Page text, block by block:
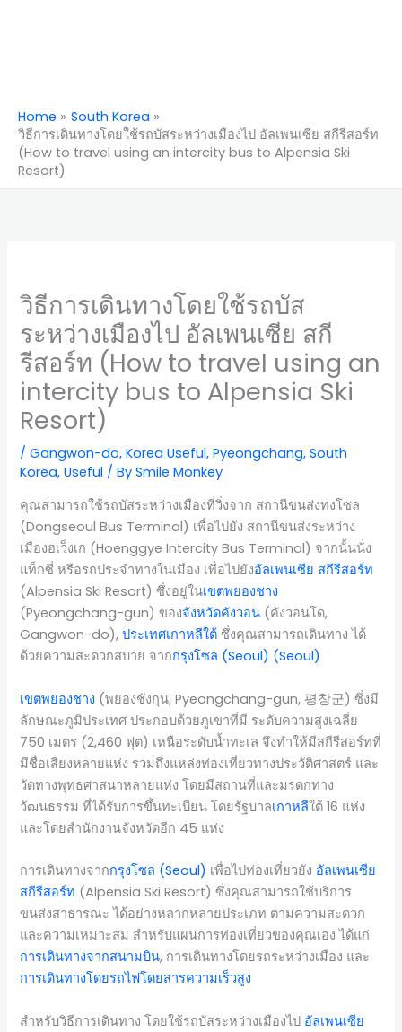
Home
South Korea
วิธีการเดินทางโดยใช้รถบัสระหว่างเมืองไป อัลเพนเซีย สกีรีสอร์ท
(How to travel using an intercity bus to Alpensia Ski
Resort)
วิธีการเดินทางโดยใช้รถบัส
ระหว่างเมืองไป อัลเพนเซีย สกี
รีสอร์ท (How to travel using an
intercity bus to Alpensia Ski
Resort)
/Gangwon-do,Korea Useful,Pyeongchang,South
Korea,Useful / BySmile Monkey
คุณสามารถใช้รถบัสระหว่างเมืองที่วิ่งจาก สถานีขนส่งทงโซล
(Dongseoul Bus Terminal) เพื่อไปยัง สถานีขนส่งระหว่าง
เมืองฮเว็งเก (Hoenggye Intercity Bus Terminal) จากนั้นนั่ง
แท็กซี่ หรือรถประจำทางในเมือง เพื่อไปยังอัลเพนเซีย สกีรีสอร์ท
(Alpensia Ski Resort) ซึ่งอยู่ในเขตพยองชาง
(Pyeongchang-gun) ของจังหวัดคังวอน (คังวอนโด,
Gangwon-do),ประเทศเกาหลีใต้ ซึ่งคุณสามารถเดินทาง ได้
ด้วยความสะดวกสบาย จากกรุงโซล (Seoul) (Seoul)
เขตพยองชาง (พยองชังกุน, Pyeongchang-gun, 평창군) ซึ่งมี
ลักษณะภูมิประเทศ ประกอบด้วยภูเขาที่มี ระดับความสูงเฉลี่ย
750 เมตร (2,460 ฟุต) เหนือระดับน้ำทะเล จึงทำให้มีสกีรีสอร์ทที่
มีชื่อเสียงหลายแห่ง รวมถึงแหล่งท่องเที่ยวทางประวัติศาสตร์ และ
วัดทางพุทธศาสนาหลายแห่ง โดยมีสถานที่และมรดกทาง
วัฒนธรรม ที่ได้รับการขึ้นทะเบียน โดยรัฐบาลเกาหลีใต้ 16 แห่ง
และโดยสำนักงานจังหวัดอีก 45 แห่ง
การเดินทางจากกรุงโซล (Seoul) เพื่อไปท่องเที่ยวยัง อัลเพนเซีย
สกีรีสอร์ท (Alpensia Ski Resort) ซึ่งคุณสามารถใช้บริการ
ขนส่งสาธารณะ ได้อย่างหลากหลายประเภท ตามความสะดวก
และความเหมาะสม สำหรับแผนการท่องเที่ยวของคุณเอง ได้แก่
การเดินทางจากสนามบิน, การเดินทางโดยรถระหว่างเมือง และ
การเดินทางโดยรถไฟโดยสารความเร็วสูง
สำหรับวิธีการเดินทาง โดยใช้รถบัสระหว่างเมืองไป อัลเพนเซีย